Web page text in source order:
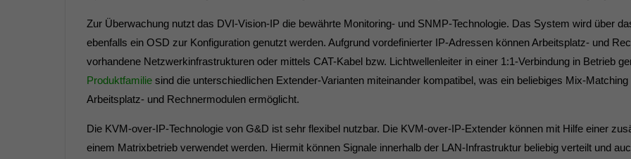
Zur Überwachung nutzt das DVI-Vision-IP die bewährte Monitoring- und SNMP-Technologie. Das System wird über
ebenfalls ein OSD zur Konfiguration genutzt werden. Aufgrund vordefinierter IP-Adressen können Arbeitsplatz- und
vorhandene Netzwerkinfrastrukturen oder mittels CAT-Kabel bzw. Lichtwellenleiter in einer 1:1-Verbindung in Betrieb
Produktfamilie sind die unterschiedlichen Extender-Varianten miteinander kompatibel, was ein beliebiges Mix-
Arbeitsplatz- und Rechnermodulen ermöglicht.
Die KVM-over-IP-Technologie von G&D ist sehr flexibel nutzbar. Die KVM-over-IP-Extender können mit Hilfe einer
einem Matrixbetrieb verwendet werden. Hiermit können Signale innerhalb der LAN-Infrastruktur beliebig verteilt und